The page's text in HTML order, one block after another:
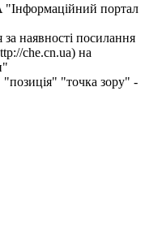
портал
за наявності посилання
che.cn.ua) на
"точка зору" -